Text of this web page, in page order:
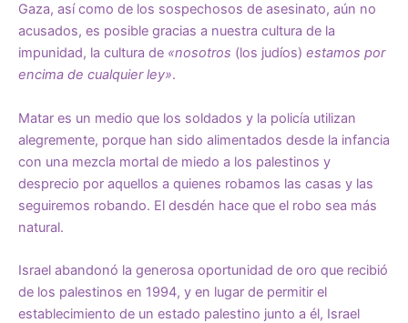
Gaza, así como de los sospechosos de asesinato, aún no
acusados, es posible gracias a nuestra cultura de la
impunidad, la cultura de «nosotros (los judíos) estamos por
encima de cualquier ley».
Matar es un medio que los soldados y la policía utilizan
alegremente, porque han sido alimentados desde la infancia
con una mezcla mortal de miedo a los palestinos y
desprecio por aquellos a quienes robamos las casas y las
seguiremos robando. El desdén hace que el robo sea más
natural.
Israel abandonó la generosa oportunidad de oro que recibió
de los palestinos en 1994, y en lugar de permitir el
establecimiento de un estado palestino junto a él, Israel